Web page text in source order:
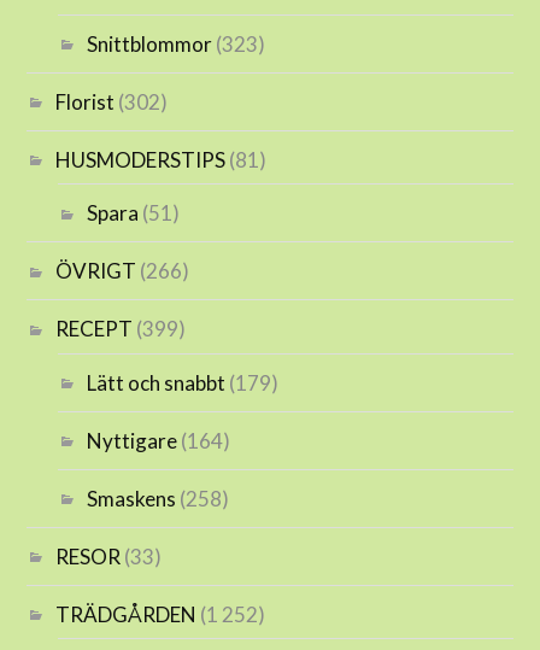
Snittblommor(323)
Florist (302)
HUSMODERSTIPS(81)
Spara (51)
ÖVRIGT (266)
RECEPT (399)
Lätt och snabbt (179)
Nyttigare(164)
Smaskens (258)
RESOR (33)
TRÄDGÅRDEN (1 252)